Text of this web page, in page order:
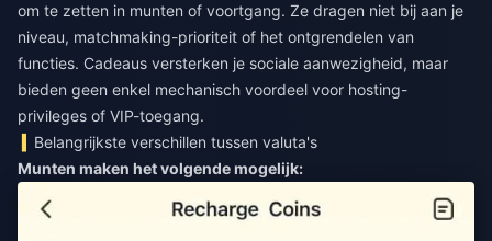
om te zetten in munten of voortgang. Ze dragen niet bij aan je
niveau, matchmaking-prioriteit of het ontgrendelen van
functies. Cadeaus versterken je sociale aanwezigheid, maar
bieden geen enkel mechanisch voordeel voor hosting-
privileges of VIP-toegang.
Belangrijkste verschillen tussen valuta's
Munten maken het volgende mogelijk: